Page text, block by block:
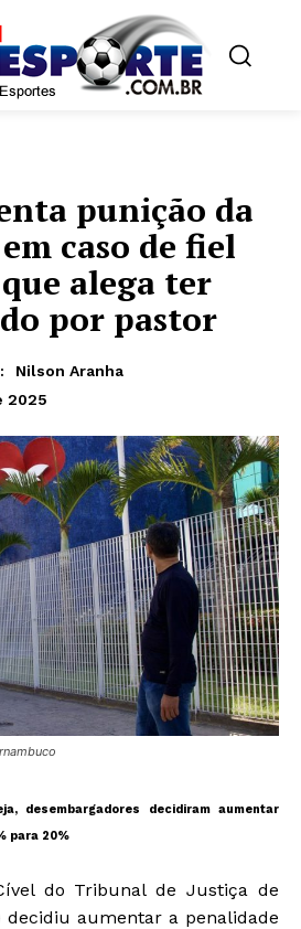
punição da
caso de fiel
alega ter
por pastor
Nilson Aranha
2025
desembargadores decidiram aumentar
para 20%
do Tribunal de Justiça de
decidiu aumentar a penalidade